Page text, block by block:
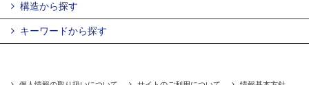
構造から探す
キーワードから探す